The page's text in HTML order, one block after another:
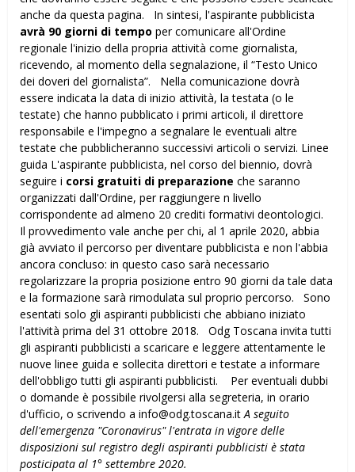
anche da questa pagina. In sintesi, l'aspirante pubblicista
avrà 90 giorni di tempo per comunicare all'Ordine
regionale l'inizio della propria attività come giornalista,
ricevendo, al momento della segnalazione, il “Testo Unico
dei doveri del giornalista”. Nella comunicazione dovrà
essere indicata la data di inizio attività, la testata (o le
testate) che hanno pubblicato i primi articoli, il direttore
responsabile e l'impegno a segnalare le eventuali altre
testate che pubblicheranno successivi articoli o servizi. Linee
guida L'aspirante pubblicista, nel corso del biennio, dovrà
seguire i corsi gratuiti di preparazione che saranno
organizzati dall'Ordine, per raggiungere n livello
corrispondente ad almeno 20 crediti formativi deontologici.
Il provvedimento vale anche per chi, al 1 aprile 2020, abbia
già avviato il percorso per diventare pubblicista e non l'abbia
ancora concluso: in questo caso sarà necessario
regolarizzare la propria posizione entro 90 giorni da tale data
e la formazione sarà rimodulata sul proprio percorso. Sono
esentati solo gli aspiranti pubblicisti che abbiano iniziato
l'attività prima del 31 ottobre 2018. Odg Toscana invita tutti
gli aspiranti pubblicisti a scaricare e leggere attentamente le
nuove linee guida e sollecita direttori e testate a informare
dell'obbligo tutti gli aspiranti pubblicisti. Per eventuali dubbi
o domande è possibile rivolgersi alla segreteria, in orario
d'ufficio, o scrivendo a info@odg.toscana.it A seguito
dell'emergenza "Coronavirus" l'entrata in vigore delle
disposizioni sul registro degli aspiranti pubblicisti è stata
posticipata al 1° settembre 2020.